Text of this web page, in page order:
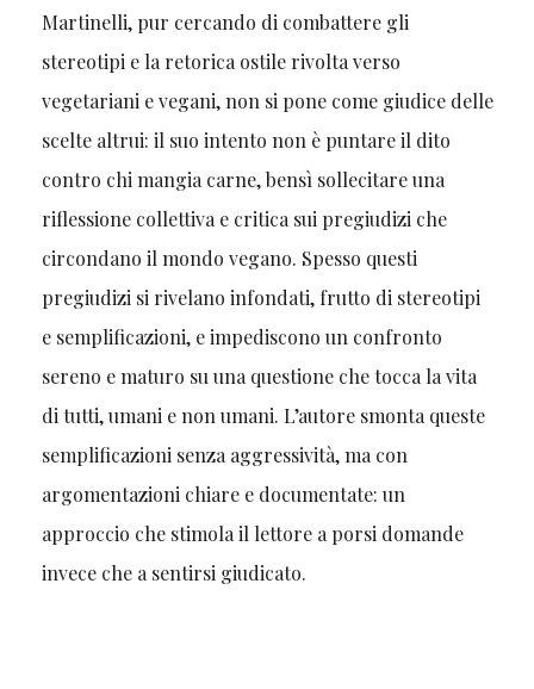
Martinelli, pur cercando di combattere gli
stereotipi e la retorica ostile rivolta verso
vegetariani e vegani, non si pone come giudice delle
scelte altrui: il suo intento non è puntare il dito
contro chi mangia carne, bensì sollecitare una
riflessione collettiva e critica sui pregiudizi che
circondano il mondo vegano. Spesso questi
pregiudizi si rivelano infondati, frutto di stereotipi
e semplificazioni, e impediscono un confronto
sereno e maturo su una questione che tocca la vita
di tutti, umani e non umani. L’autore smonta queste
semplificazioni senza aggressività, ma con
argomentazioni chiare e documentate: un
approccio che stimola il lettore a porsi domande
invece che a sentirsi giudicato.